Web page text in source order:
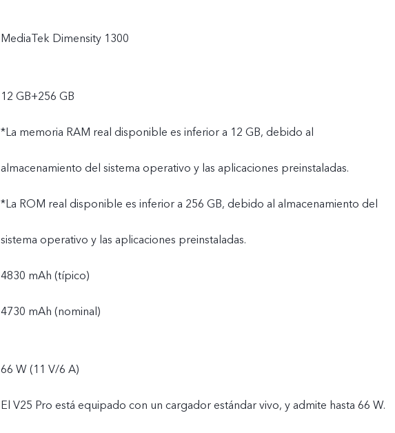
MediaTek Dimensity 1300
12 GB+256 GB
*La memoria RAM real disponible es inferior a 12 GB, debido al
almacenamiento del sistema operativo y las aplicaciones preinstaladas.
*La ROM real disponible es inferior a 256 GB, debido al almacenamiento del
sistema operativo y las aplicaciones preinstaladas.
4830 mAh (típico)
4730 mAh (nominal)
66 W (11 V/6 A)
El V25 Pro está equipado con un cargador estándar vivo, y admite hasta 66 W.